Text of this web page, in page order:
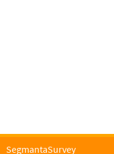
SegmantaSurvey